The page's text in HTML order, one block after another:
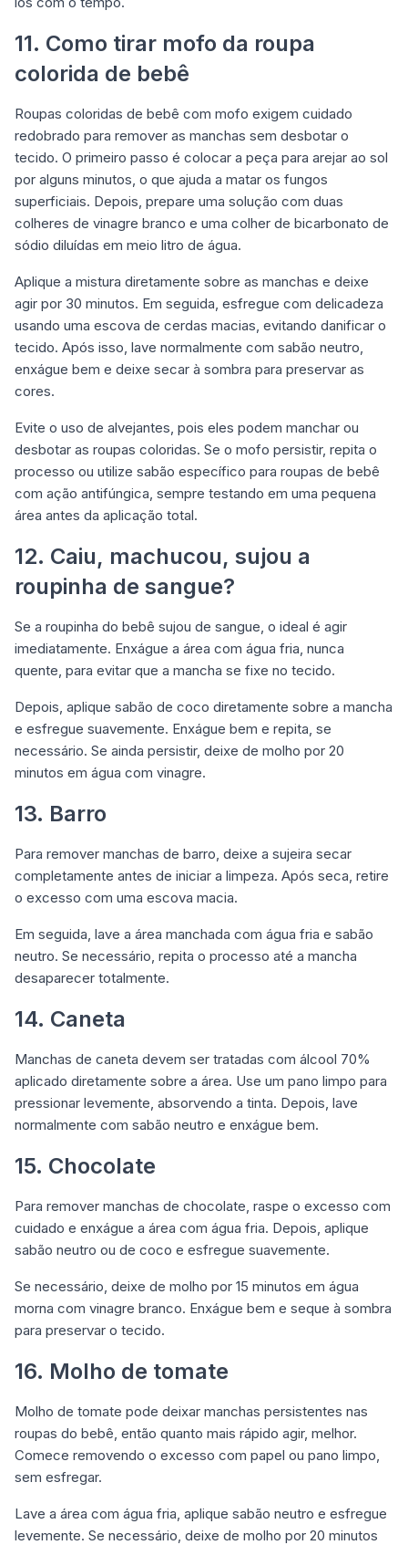
11. Como tirar mofo da roupa
colorida de bebê
Roupas coloridas de bebê com mofo exigem cuidado
redobrado para remover as manchas sem desbotar o
tecido. O primeiro passo é colocar a peça para arejar ao sol
por alguns minutos, o que ajuda a matar os fungos
superficiais. Depois, prepare uma solução com duas
colheres de vinagre branco e uma colher de bicarbonato de
sódio diluídas em meio litro de água.
Aplique a mistura diretamente sobre as manchas e deixe
agir por 30 minutos. Em seguida, esfregue com delicadeza
usando uma escova de cerdas macias, evitando danificar o
tecido. Após isso, lave normalmente com sabão neutro,
enxágue bem e deixe secar à sombra para preservar as
cores.
Evite o uso de alvejantes, pois eles podem manchar ou
desbotar as roupas coloridas. Se o mofo persistir, repita o
processo ou utilize sabão específico para roupas de bebê
com ação antifúngica, sempre testando em uma pequena
área antes da aplicação total.
12. Caiu, machucou, sujou a
roupinha de sangue?
Se a roupinha do bebê sujou de sangue, o ideal é agir
imediatamente. Enxágue a área com água fria, nunca
quente, para evitar que a mancha se fixe no tecido.
Depois, aplique sabão de coco diretamente sobre a mancha
e esfregue suavemente. Enxágue bem e repita, se
necessário. Se ainda persistir, deixe de molho por 20
minutos em água com vinagre.
13. Barro
Para remover manchas de barro, deixe a sujeira secar
completamente antes de iniciar a limpeza. Após seca, retire
o excesso com uma escova macia.
Em seguida, lave a área manchada com água fria e sabão
neutro. Se necessário, repita o processo até a mancha
desaparecer totalmente.
14. Caneta
Manchas de caneta devem ser tratadas com álcool 70%
aplicado diretamente sobre a área. Use um pano limpo para
pressionar levemente, absorvendo a tinta. Depois, lave
normalmente com sabão neutro e enxágue bem.
15. Chocolate
Para remover manchas de chocolate, raspe o excesso com
cuidado e enxágue a área com água fria. Depois, aplique
sabão neutro ou de coco e esfregue suavemente.
Se necessário, deixe de molho por 15 minutos em água
morna com vinagre branco. Enxágue bem e seque à sombra
para preservar o tecido.
16. Molho de tomate
Molho de tomate pode deixar manchas persistentes nas
roupas do bebê, então quanto mais rápido agir, melhor.
Comece removendo o excesso com papel ou pano limpo,
sem esfregar.
Lave a área com água fria, aplique sabão neutro e esfregue
levemente. Se necessário, deixe de molho por 20 minutos